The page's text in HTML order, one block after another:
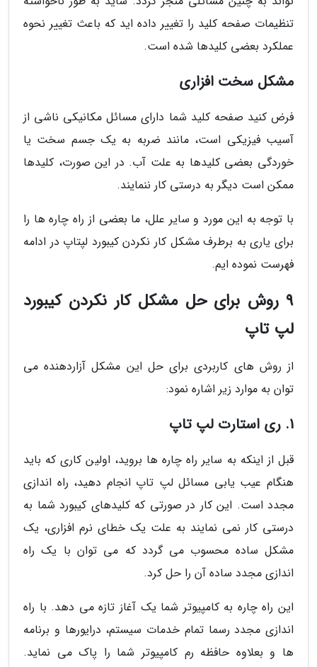
تنظیمات صفحه کلید را تغییر داده اید که باعث تغییر نحوه
عملکرد بعضی کلیدها شده است.
مشکل سخت افزاری
فرض کنید صفحه کلید شما دارای مسائل مکانیکی ناشی از
آسیب فیزیکی است، مانند ضربه به یک جسم سخت یا
خوردگی بعضی کلیدها به علت آب. در این صورت، کلیدها
ممکن است دیگر به درستی کار ننمایند.
با توجه به این مورد و سایر علل، ما بعضی از راه چاره ها را
برای یاری به برطرف مشکل کار نکردن کیبورد لپتاپ در ادامه
فهرست نموده ایم.
9 روش برای حل مشکل کار نکردن کیبورد
لپ تاپ
از روش های کاربردی برای حل این مشکل آزاردهنده می
توان به موارد زیر اشاره نمود:
1. ری استارت لپ تاپ
قبل از اینکه به سایر راه چاره ها بروید، اولین کاری که باید
هنگام عیب یابی مسائل لپ تاپ انجام دهید، راه اندازی
مجدد است. این کار در صورتی که کلیدهای کیبورد شما به
درستی کار نمی نمایند به علت یک خطای نرم افزاری، یک
مشکل ساده محسوب می گردد که می توان با یک راه
اندازی مجدد ساده آن را حل کرد.
این راه چاره به کامپیوتر شما یک آغاز تازه می دهد. با راه
اندازی مجدد رسما تمام خدمات سیستم، درایورها و برنامه
ها و بعلاوه حافظه رم کامپیوتر شما را پاک می نماید.